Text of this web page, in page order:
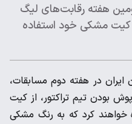
هفته رقابت‌های لیگ
کیت مشکی خود استفاده
در هفته دوم مسابقات،
بودن تیم تراکتور، از کیت
کرد که به رنگ مشکی